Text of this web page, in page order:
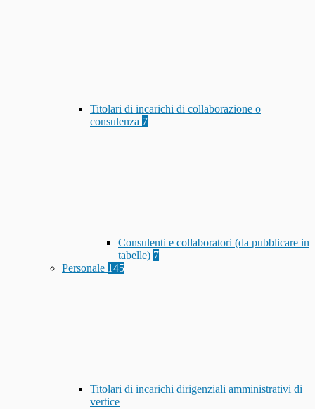
Titolari di incarichi di collaborazione o
consulenza 7
Consulenti e collaboratori (da pubblicare in
tabelle) 7
Personale 145
Titolari di incarichi dirigenziali amministrativi di
vertice